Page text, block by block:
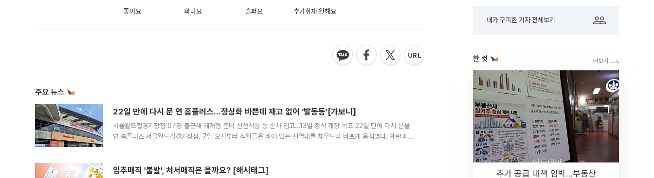
좋아요 화나요 슬퍼요 추가취재 원해요
주요 뉴스
22일 만에 다시 문 연 홈플러스…정상화 바쁜데 재고 없어 ‘발동동’[가보니]
서울월드컵경기장점 67명 출근해 재개점 준비 신선식품 등 순차 입고…13일 정식 개장 목표 22일 만에 다시 문을
연 홈플러스 서울월드컵경기장점. 7일 오전부터 직원들은 비어 있는 진열대를 채우느라 바쁘게 움직였다. 계란과
입추매직 '불발', 처서매직은 올까요? [해시태그]
내가 구독한 기자 전체보기
한 컷
추가 공급 대책 임박…부동산